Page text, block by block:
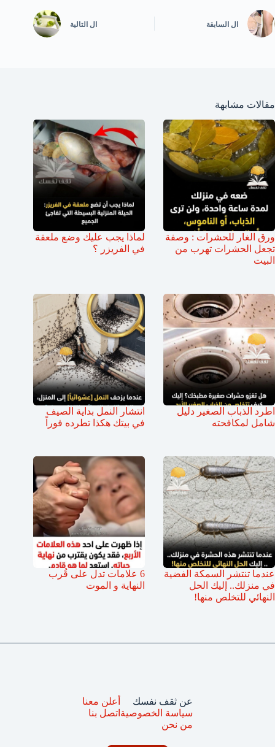
ال السابقة ال التالية
مقالات مشابهة
ورق الغار للحشرات : وصفة
تجعل الحشرات تهرب من
البيت
لماذا يجب عليك وضع ملعقة
في الفريزر ؟
اطرد الذباب الصغير دليل
شامل لمكافحته
انتشار النمل بداية الصيف
في بيتك هكذا تطرده فوراً
عندما تنتشر السمكة الفضية
في منزلك.. إليك الحل
النهائي للتخلص منها!
6 علامات تدل على قُرب
النهاية و الموت
عن ثقف نفسك
سياسة الخصوصية
من نحن
أعلن معنا
اتصل بنا